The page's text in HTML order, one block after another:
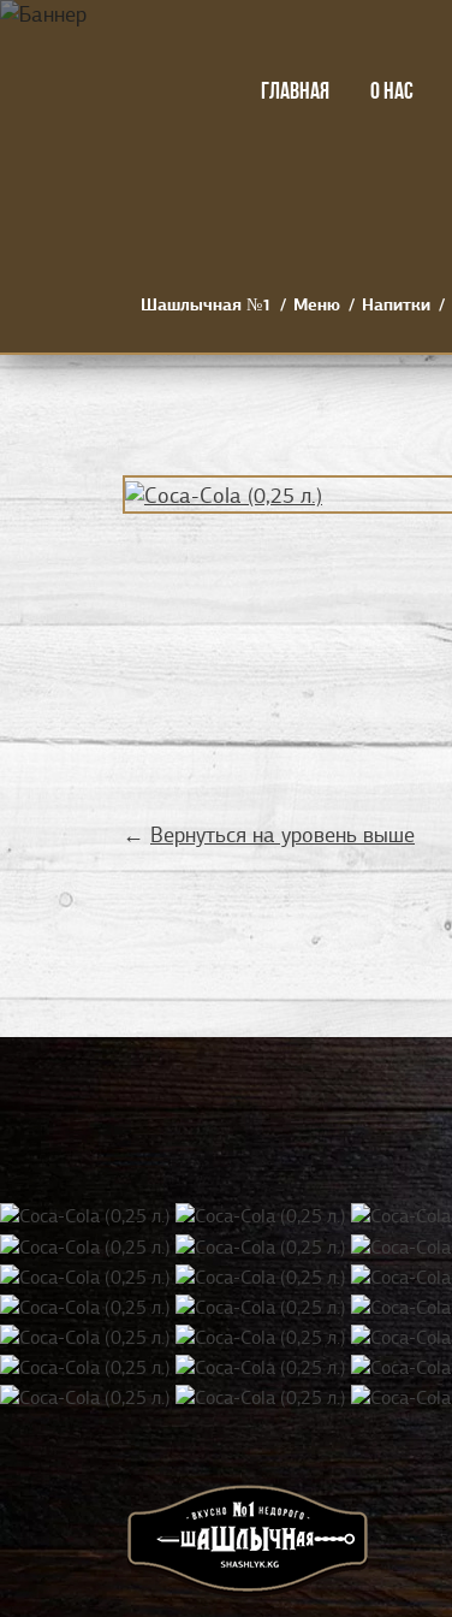
ГЛАВНАЯ О НАС
Шашлычная №1 Меню Напитки
← Вернуться на уровень выше